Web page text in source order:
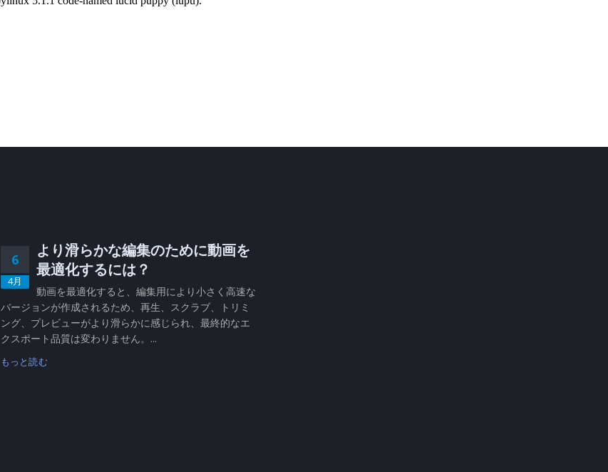
6
4月
より滑らかな編集のために動画を
最適化するには？
動画を最適化すると、編集用により小さく高速な
バージョンが作成されるため、再生、スクラブ、トリミ
ング、プレビューがより滑らかに感じられ、最終的なエ
クスポート品質は変わりません。...
もっと読む